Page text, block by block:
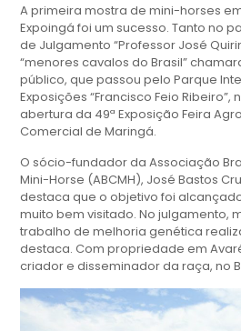
A primeira mostra de mini-horses
Expoingá foi um sucesso. Tanto no
de Julgamento “Professor José
“menores cavalos do Brasil”
público, que passou pelo Parque
Exposições “Francisco Feio
abertura da 49ª Exposição Feira
Comercial de Maringá.
O sócio-fundador da Associação
Mini-Horse (ABCMH), José Bastos
destaca que o objetivo foi
muito bem visitado. No julgamento,
trabalho de melhoria genética
destaca. Com propriedade em
criador e disseminador da raça, no